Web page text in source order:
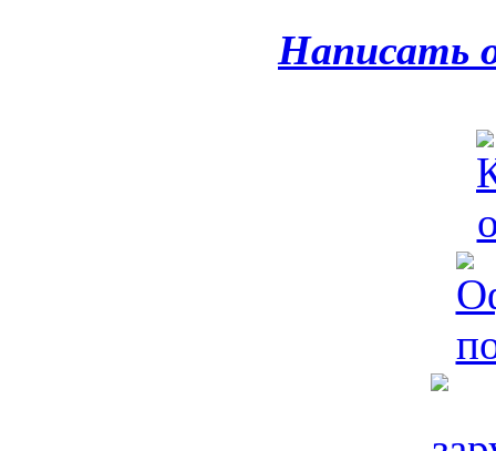
Написать